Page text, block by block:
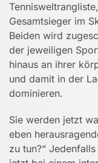
Gesamtsieger im
Beiden wird
der jeweiligen
hinaus an ihrer
und damit in der
dominieren.
Sie werden jetzt
eben
zu tun?“